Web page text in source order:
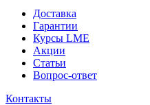
Доставка
Гарантии
Курсы LME
Акции
Статьи
Вопрос-ответ
Контакты